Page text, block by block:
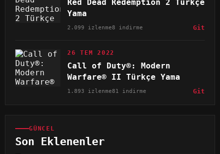
Red Dead Redemption 2 Türkçe
Yama
2.099 izlenme8 indirme Git
26 TEM 2022
Call of Duty®: Modern
Warfare® II Türkçe Yama
1.893 izlenme81 indirme Git
GÜNCEL
Son Eklenenler